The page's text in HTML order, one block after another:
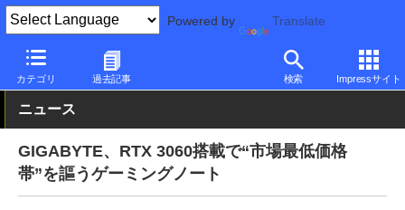
Powered by Translate
カテゴリ 過去記事 検索 Impressサイト
PC Watch パソコン/タブレット/スマートフォン ゲーミングノー
ニュース
GIGABYTE、RTX 3060搭載で“市場最低価格
帯”を謳うゲーミングノート